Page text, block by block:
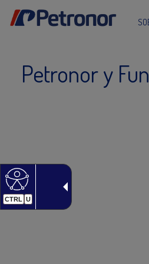
CTRL U
Petronor y